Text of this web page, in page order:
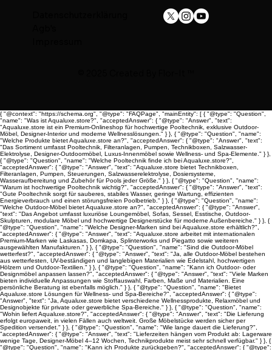
{ "@context": "https://schema.org", "@type": "FAQPage", "mainEntity": [ { "@type": "Question",
"name": "Was ist Aqualuxe.store?", "acceptedAnswer": { "@type": "Answer", "text":
"Aqualuxe.store ist ein Premium-Onlineshop für hochwertige Pooltechnik, exklusive Outdoor-
Möbel, Designer-Interior und moderne Wellnesslösungen." } }, { "@type": "Question", "name":
"Welche Produkte bietet Aqualuxe.store an?", "acceptedAnswer": { "@type": "Answer", "text":
"Das Sortiment umfasst Pooltechnik, Filteranlagen, Pumpen, Technikboxen, Salzwasser-
Elektrolyse, Designer-Outdoormöbel, Luxus-Innenmöbel sowie Wellness- und Spa-Elemente." } },
{ "@type": "Question", "name": "Welche Pooltechnik finde ich bei Aqualuxe.store?",
"acceptedAnswer": { "@type": "Answer", "text": "Aqualuxe.store bietet Technikboxen,
Filteranlagen, Pumpen, Steuerungen, Salzwasserelektrolyse, Dosiersysteme,
Wasseraufbereitung und Zubehör für Pools jeder Größe." } }, { "@type": "Question", "name":
"Warum ist hochwertige Pooltechnik wichtig?", "acceptedAnswer": { "@type": "Answer", "text":
"Gute Pooltechnik sorgt für sauberes, stabiles Wasser, geringe Wartung, effizienten
Energieverbrauch und einen störungsfreien Poolbetrieb." } }, { "@type": "Question", "name":
"Welche Outdoor-Möbel bietet Aqualuxe.store an?", "acceptedAnswer": { "@type": "Answer",
"text": "Das Angebot umfasst luxuriöse Loungemöbel, Sofas, Sessel, Esstische, Outdoor-
Skulpturen, modulare Möbel und hochwertige Designerstücke für moderne Außenbereiche." } }, {
"@type": "Question", "name": "Welche Designer-Marken sind bei Aqualuxe.store erhältlich?",
"acceptedAnswer": { "@type": "Answer", "text": "Aqualuxe.store arbeitet mit internationalen
Premium-Marken wie Laskasas, Domkapa, Splinterworks und Piegatto sowie weiteren
ausgewählten Manufakturen." } }, { "@type": "Question", "name": "Sind die Outdoor-Möbel
wetterfest?", "acceptedAnswer": { "@type": "Answer", "text": "Ja, alle Outdoor-Möbel bestehen
aus wetterfesten, UV-beständigen und langlebigen Materialien wie Edelstahl, hochwertigen
Hölzern und Outdoor-Textilien." } }, { "@type": "Question", "name": "Kann ich Outdoor- oder
Designmöbel anpassen lassen?", "acceptedAnswer": { "@type": "Answer", "text": "Viele Marken
bieten individuelle Anpassungen wie Stoffauswahl, Farben, Maße und Materialien. Eine
persönliche Beratung ist ebenfalls möglich." } }, { "@type": "Question", "name": "Bietet
Aqualuxe.store Lösungen für Wellness- und Spa-Bereiche?", "acceptedAnswer": { "@type":
"Answer", "text": "Ja, Aqualuxe.store bietet verschiedene Wellnessprodukte, Relaxmöbel und
Designobjekte für private oder gewerbliche Spa-Bereiche." } }, { "@type": "Question", "name":
"Wohin liefert Aqualuxe.store?", "acceptedAnswer": { "@type": "Answer", "text": "Die Lieferung
erfolgt europaweit, in vielen Fällen auch weltweit. Große Möbelstücke werden sicher per
Spedition versendet." } }, { "@type": "Question", "name": "Wie lange dauert die Lieferung?",
"acceptedAnswer": { "@type": "Answer", "text": "Lieferzeiten hängen vom Produkt ab: Lagerware
wenige Tage, Designer-Möbel 4–12 Wochen, Technikprodukte meist sehr schnell verfügbar." } }, {
"@type": "Question", "name": "Kann ich Produkte zurückgeben?", "acceptedAnswer": { "@type":